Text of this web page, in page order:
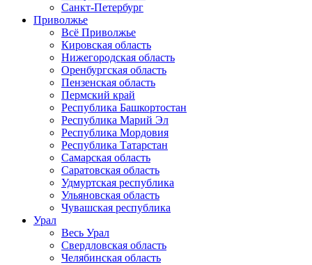
Санкт-Петербург
Приволжье
Всё Приволжье
Кировская область
Нижегородская область
Оренбургская область
Пензенская область
Пермский край
Республика Башкортостан
Республика Марий Эл
Республика Мордовия
Республика Татарстан
Самарская область
Саратовская область
Удмуртская республика
Ульяновская область
Чувашская республика
Урал
Весь Урал
Свердловская область
Челябинская область